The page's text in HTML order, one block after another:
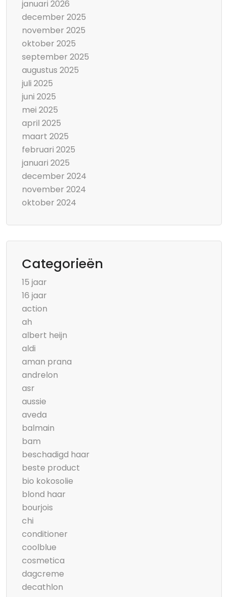
januari 2026
december 2025
november 2025
oktober 2025
september 2025
augustus 2025
juli 2025
juni 2025
mei 2025
april 2025
maart 2025
februari 2025
januari 2025
december 2024
november 2024
oktober 2024
Categorieën
15 jaar
16 jaar
action
ah
albert heijn
aldi
aman prana
andrelon
asr
aussie
aveda
balmain
bam
beschadigd haar
beste product
bio kokosolie
blond haar
bourjois
chi
conditioner
coolblue
cosmetica
dagcreme
decathlon